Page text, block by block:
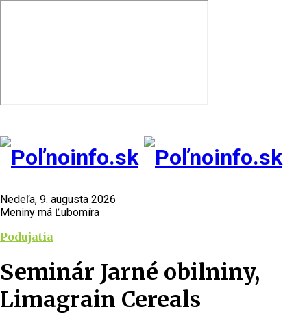
Nedeľa, 9. augusta 2026
Meniny má Ľubomíra
Podujatia
Seminár Jarné obilniny,
Limagrain Cereals